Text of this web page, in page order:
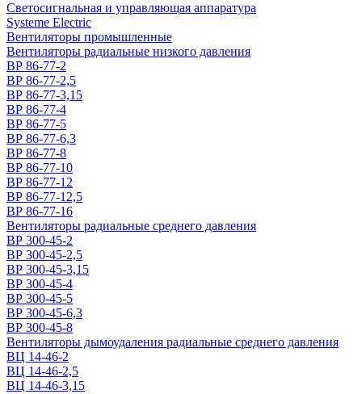
Светосигнальная и управляющая аппаратура
Systeme Electric
Вентиляторы промышленные
Вентиляторы радиальные низкого давления
ВР 86-77-2
ВР 86-77-2,5
ВР 86-77-3,15
ВР 86-77-4
ВР 86-77-5
ВР 86-77-6,3
ВР 86-77-8
ВР 86-77-10
ВР 86-77-12
ВР 86-77-12,5
ВР 86-77-16
Вентиляторы радиальные среднего давления
ВР 300-45-2
ВР 300-45-2,5
ВР 300-45-3,15
ВР 300-45-4
ВР 300-45-5
ВР 300-45-6,3
ВР 300-45-8
Вентиляторы дымоудаления радиальные среднего давления
ВЦ 14-46-2
ВЦ 14-46-2,5
ВЦ 14-46-3,15